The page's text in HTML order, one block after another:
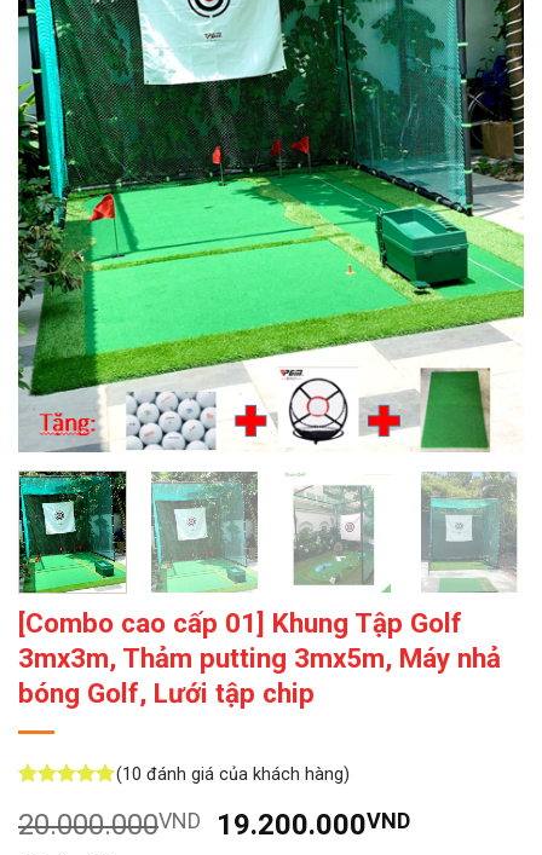
[Combo cao cấp 01] Khung Tập Golf
3mx3m, Thảm putting 3mx5m, Máy nhả
bóng Golf, Lưới tập chip
dựa trên
đánh giá
(10 đánh giá của khách hàng)
20.000.000VND
Giá
19.200.000VNDGiá